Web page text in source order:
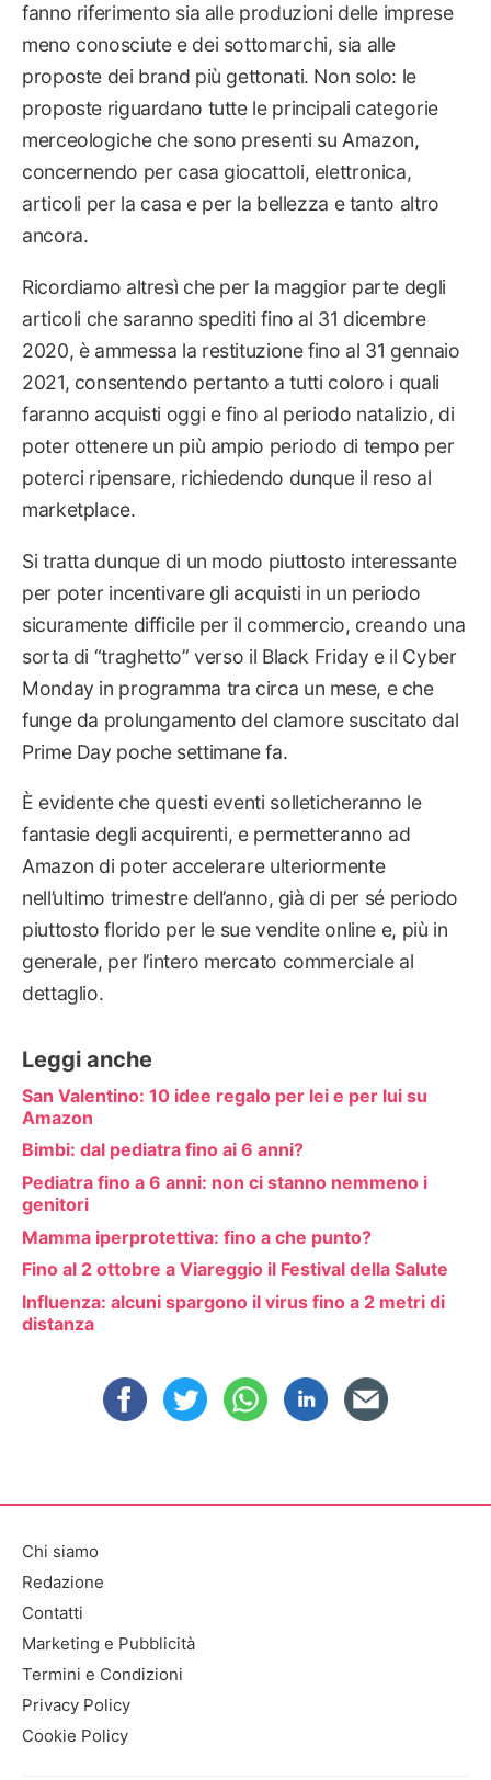
fanno riferimento sia alle produzioni delle imprese
meno conosciute e dei sottomarchi, sia alle
proposte dei brand più gettonati. Non solo: le
proposte riguardano tutte le principali categorie
merceologiche che sono presenti su Amazon,
concernendo per casa giocattoli, elettronica,
articoli per la casa e per la bellezza e tanto altro
ancora.
Ricordiamo altresì che per la maggior parte degli
articoli che saranno spediti fino al 31 dicembre
2020, è ammessa la restituzione fino al 31 gennaio
2021, consentendo pertanto a tutti coloro i quali
faranno acquisti oggi e fino al periodo natalizio, di
poter ottenere un più ampio periodo di tempo per
poterci ripensare, richiedendo dunque il reso al
marketplace.
Si tratta dunque di un modo piuttosto interessante
per poter incentivare gli acquisti in un periodo
sicuramente difficile per il commercio, creando una
sorta di “traghetto” verso il Black Friday e il Cyber
Monday in programma tra circa un mese, e che
funge da prolungamento del clamore suscitato dal
Prime Day poche settimane fa.
È evidente che questi eventi solleticheranno le
fantasie degli acquirenti, e permetteranno ad
Amazon di poter accelerare ulteriormente
nell’ultimo trimestre dell’anno, già di per sé periodo
piuttosto florido per le sue vendite online e, più in
generale, per l’intero mercato commerciale al
dettaglio.
Leggi anche
San Valentino: 10 idee regalo per lei e per lui su
Amazon
Bimbi: dal pediatra fino ai 6 anni?
Pediatra fino a 6 anni: non ci stanno nemmeno i
genitori
Mamma iperprotettiva: fino a che punto?
Fino al 2 ottobre a Viareggio il Festival della Salute
Influenza: alcuni spargono il virus fino a 2 metri di
distanza
Chi siamo
Redazione
Contatti
Marketing e Pubblicità
Termini e Condizioni
Privacy Policy
Cookie Policy